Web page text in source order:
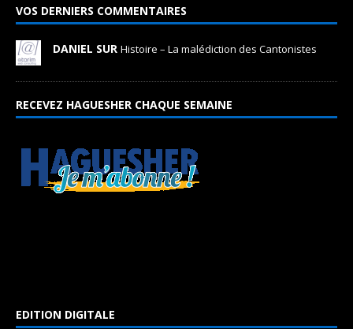
VOS DERNIERS COMMENTAIRES
DANIEL SUR Histoire – La malédiction des Cantonistes
RECEVEZ HAGUESHER CHAQUE SEMAINE
EDITION DIGITALE